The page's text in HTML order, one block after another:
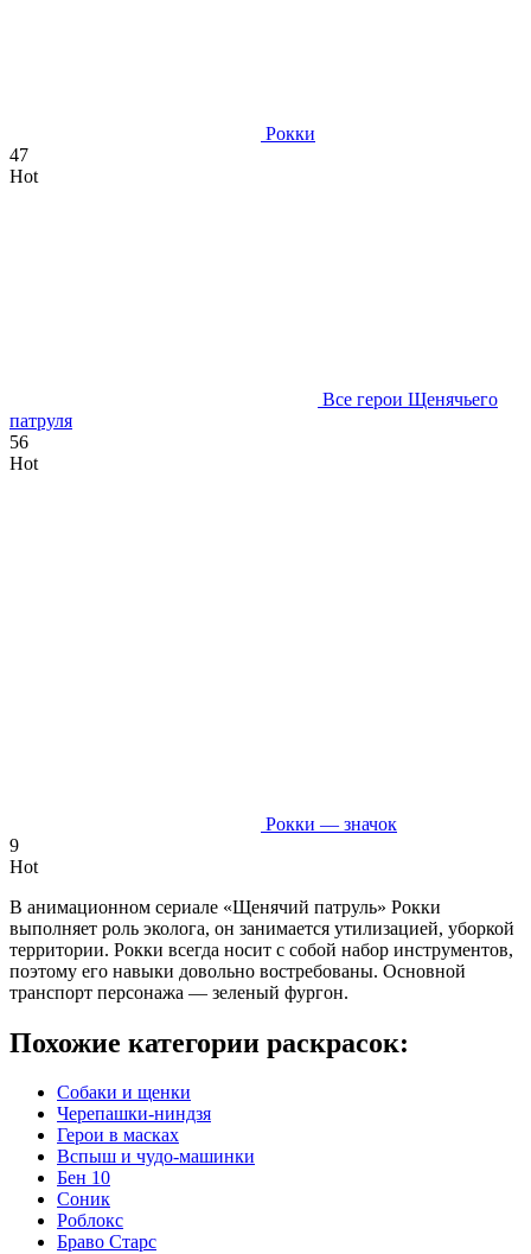
Рокки
47
Hot
Все герои Щенячьего
патруля
56
Hot
Рокки — значок
9
Hot
В анимационном сериале «Щенячий патруль» Рокки
выполняет роль эколога, он занимается утилизацией, уборкой
территории. Рокки всегда носит с собой набор инструментов,
поэтому его навыки довольно востребованы. Основной
транспорт персонажа — зеленый фургон.
Похожие категории раскрасок:
Собаки и щенки
Черепашки-ниндзя
Герои в масках
Вспыш и чудо-машинки
Бен 10
Соник
Роблокс
Браво Старс